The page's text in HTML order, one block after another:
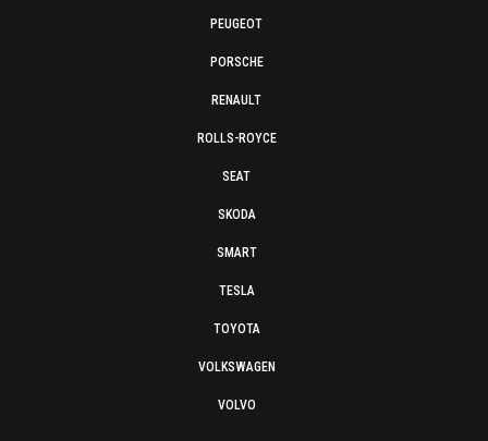
PEUGEOT
PORSCHE
RENAULT
ROLLS-ROYCE
SEAT
SKODA
SMART
TESLA
TOYOTA
VOLKSWAGEN
VOLVO